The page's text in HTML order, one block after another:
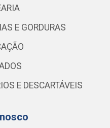
E GORDURAS
E DESCARTÁVEIS